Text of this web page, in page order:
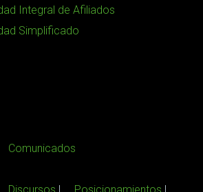
Integral de Afiliados
Simplificado
Comunicados
Discursos
Posicionamientos